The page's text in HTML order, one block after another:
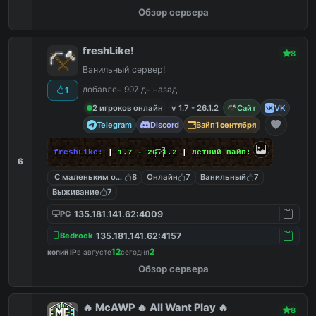
Обзор сервера
6
1
freshLike! 8
Ванильный сервер!
добавлен 907 дн назад
2 игроков онлайн
v 1.7 - 26.1.2 Сайт
VK
Telegram
Discord Вайп1 сентября
freshLike! 1.7 - 26.1.2 | Летний вайп!
С маленьким онлайном
8 Онлайн 7 Ванильный
7
Выживание
7
PC 135.181.141.62:4009
Bedrock 135.181.141.62:4157
копий IPв августе12сегодня2
Обзор сервера
🔥 McAWP 🔥 All Want Play 🔥 8